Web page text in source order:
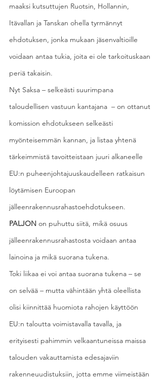
maaksi kutsuttujen Ruotsin, Hollannin,
Itävallan ja Tanskan ohella tyrmännyt
ehdotuksen, jonka mukaan jäsenvaltioille
voidaan antaa tukia, joita ei ole tarkoituskaan
periä takaisin.
Nyt Saksa – selkeästi suurimpana
taloudellisen vastuun kantajana  – on ottanut
komission ehdotukseen selkeästi
myönteisemmän kannan, ja listaa yhtenä
tärkeimmistä tavoitteistaan juuri alkaneelle
EU:n puheenjohtajuuskaudelleen ratkaisun
löytämisen Euroopan
jälleenrakennusrahastoehdotukseen.
PALJON on puhuttu siitä, mikä osuus
jälleenrakennusrahastosta voidaan antaa
lainoina ja mikä suorana tukena.
Toki liikaa ei voi antaa suorana tukena – se
on selvää – mutta vähintään yhtä oleellista
olisi kiinnittää huomiota rahojen käyttöön
EU:n taloutta voimistavalla tavalla, ja
erityisesti pahimmin velkaantuneissa maissa
talouden vakauttamista edesajaviin
rakenneuudistuksiin, jotta emme viimeistään